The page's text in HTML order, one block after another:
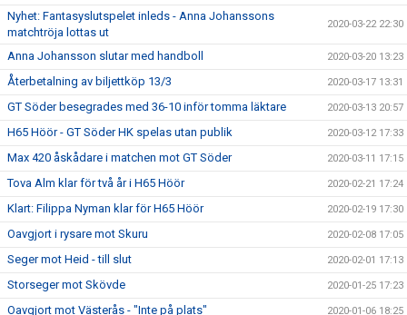
Nyhet: Fantasyslutspelet inleds - Anna Johanssons
matchtröja lottas ut
2020-03-22 22:30
Anna Johansson slutar med handboll 2020-03-20 13:23
Återbetalning av biljettköp 13/3 2020-03-17 13:31
GT Söder besegrades med 36-10 inför tomma läktare 2020-03-13 20:57
H65 Höör - GT Söder HK spelas utan publik 2020-03-12 17:33
Max 420 åskådare i matchen mot GT Söder 2020-03-11 17:15
Tova Alm klar för två år i H65 Höör 2020-02-21 17:24
Klart: Filippa Nyman klar för H65 Höör 2020-02-19 17:30
Oavgjort i rysare mot Skuru 2020-02-08 17:05
Seger mot Heid - till slut 2020-02-01 17:13
Storseger mot Skövde 2020-01-25 17:23
Oavgjort mot Västerås - "Inte på plats" 2020-01-06 18:25